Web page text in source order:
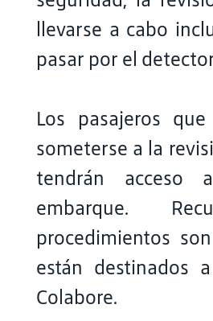
llevarse a cabo
pasar por el
Los pasajeros
someterse a la
tendrán
embarque.
procedimientos
están destinados
Colabore.